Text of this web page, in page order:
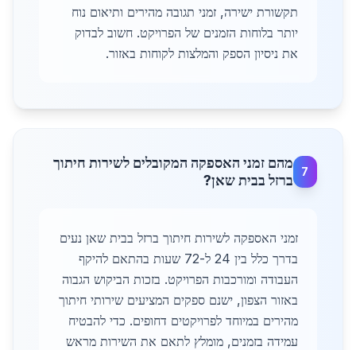
תקשורת ישירה, זמני תגובה מהירים ותיאום נוח
יותר בלוחות הזמנים של הפרויקט. חשוב לבדוק
את ניסיון הספק והמלצות לקוחות באזור.
7
מהם זמני האספקה המקובלים לשירות חיתוך
ברזל בבית שאן?
זמני האספקה לשירות חיתוך ברזל בבית שאן נעים
בדרך כלל בין 24 ל-72 שעות בהתאם להיקף
העבודה ומורכבות הפרויקט. בזכות הביקוש הגבוה
באזור הצפון, ישנם ספקים המציעים שירותי חיתוך
מהירים במיוחד לפרויקטים דחופים. כדי להבטיח
עמידה בזמנים, מומלץ לתאם את השירות מראש